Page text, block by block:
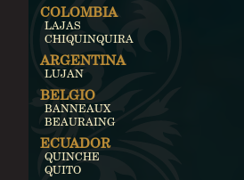
COLOMBIA
LAJAS
CHIQUINQUIRA
ARGENTINA
LUJAN
BELGIO
BANNEAUX
BEAURAING
ECUADOR
QUINCHE
QUITO